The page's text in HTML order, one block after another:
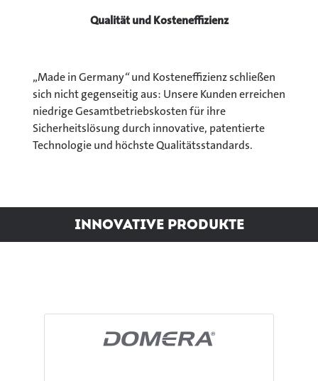
Qualität und Kosteneffizienz
„Made in Germany“und Kosteneffizienz schließen
sich nicht gegenseitig aus: Unsere Kunden erreichen
niedrige Gesamtbetriebskosten für ihre
Sicherheitslösung durch innovative, patentierte
Technologie und höchste Qualitätsstandards.
Innovative Produkte